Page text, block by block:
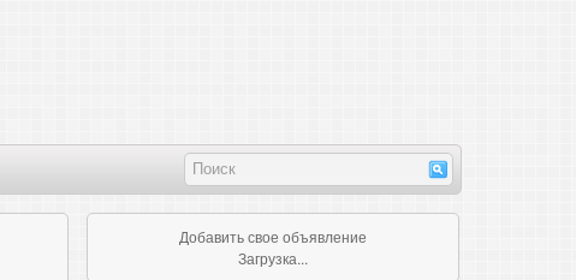
Добавить свое объявление
Загрузка...